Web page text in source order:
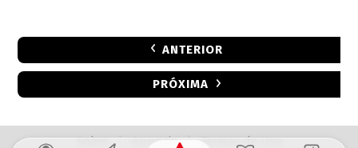
ANTERIOR
PRÓXIMA
Sobre | Anuncie | Termos de Uso